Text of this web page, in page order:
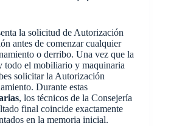
la solicitud de Autorización
antes de comenzar cualquier
o derribo. Una vez que la
todo el mobiliario y maquinaria
solicitar la Autorización
Durante estas
, los técnicos de la Consejería
final coincide exactamente
en la memoria inicial.